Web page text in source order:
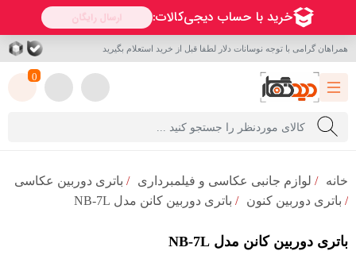
همراهان گرامی با توجه نوسانات دلار لطفا قبل از خرید استعلام بگیرید
0
خانه / لوازم جانبی عکاسی و فیلمبرداری / باتری دوربین عکاسی
/ باتری دوربین کنون / باتری دوربین کانن مدل NB-7L
باتری دوربین کانن مدل NB-7L